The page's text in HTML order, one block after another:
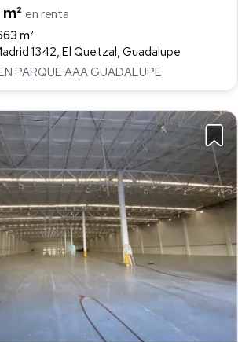
en renta
m²
1342, El Quetzal, Guadalupe
PARQUE AAA GUADALUPE